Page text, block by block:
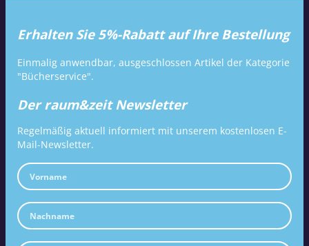
Erhalten Sie 5%-Rabatt auf Ihre Bestellung
Einmalig anwendbar, ausgeschlossen Artikel der Kategorie
"Bücherservice".
Der raum&zeit Newsletter
Regelmäßig aktuell informiert mit unserem kostenlosen E-
Mail-Newsletter.